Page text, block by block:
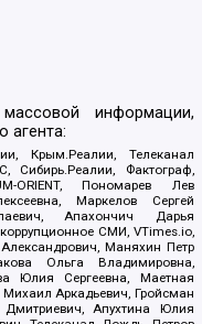
информации,
агента:
Крым.Реалии, Телеканал
Сибирь.Реалии, Фактограф,
ORIENT, Пономарев Лев
Маркелов Сергей
Апахончич Дарья
СМИ, VTimes.io,
Маняхин Петр
Ольга Владимировна,
Юлия Сергеевна, Маетная
Михаил Аркадьевич, Гройсман
Апухтина Юлия